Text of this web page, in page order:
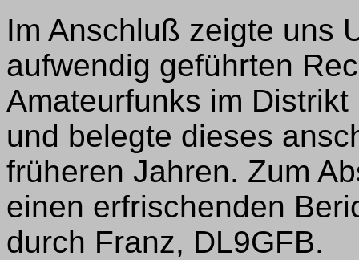
Im Anschluß zeigte uns
aufwendig geführten
Amateurfunks im
und belegte dieses
früheren Jahren. Zum
einen erfrischenden
durch Franz, DL9GFB.